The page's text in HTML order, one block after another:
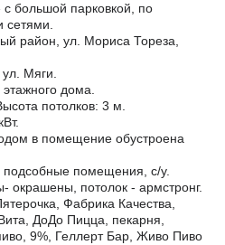
большой парковкой, по
сетями.
район, ул. Мориса Тореза,
Мяги.
дома.
потолков: 3 м.
в помещение обустроена
подсобные помещения, с/у.
окрашены, потолок - армстронг.
Фабрика Качества,
ДоДо Пицца, пекарня,
9%, Геллерт Бар, Живо Пиво